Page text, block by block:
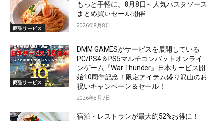
商品サービス
もっと手軽に。8月8日～人気パスタソース
まとめ買いセール開催
2026年8月8日
商品サービス
DMM GAMESがサービスを展開している
PC/PS4＆PS5マルチコンバットオンライ
ンゲーム『War Thunder』日本サービス開
始10周年記念！限定アイテム盛り沢山のお
祝いキャンペーン＆セール！
2026年8月7日
宿泊・レストランが最大約52%お得に！